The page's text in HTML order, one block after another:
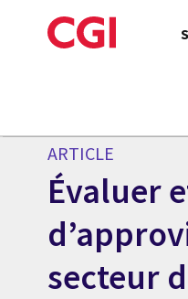
to
ARTICLE
Évaluer
secteur